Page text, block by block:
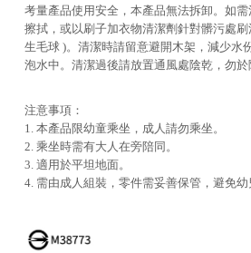
考量產品使用安全，本產品無法拆卸。如
擦拭，或以刷子加衣物清潔劑針對髒污處
生毛球 )。清潔時請留意避開木架，減少水
泡水中。清潔過後請放置通風處陰乾，勿於
注意事項：
1. 本產品限幼童乘坐，成人請勿乘坐。
2. 乘坐時需有大人在旁陪同。
3. 適用於平坦地面。
4. 需由成人組裝，零件需妥善保管，避免幼